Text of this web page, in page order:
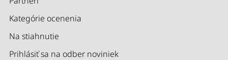
Kategórie ocenenia
Na stiahnutie
Prihlásiť sa na odber noviniek